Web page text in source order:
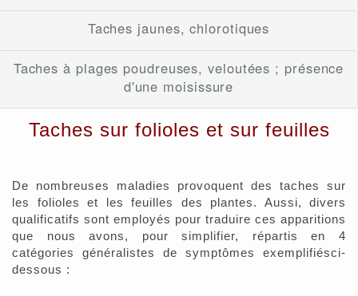
Taches jaunes, chlorotiques
Taches à plages poudreuses, veloutées ; présence
d'une moisissure
Taches sur folioles et sur feuilles
De nombreuses maladies provoquent des taches sur
les folioles et les feuilles des plantes. Aussi, divers
qualificatifs sont employés pour traduire ces apparitions
que nous avons, pour simplifier, répartis en 4
catégories généralistes de symptômes exemplifiésci-
dessous :